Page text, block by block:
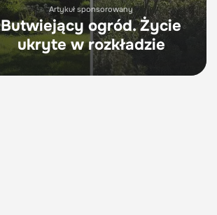
Artykuł sponsorowany
Butwiejący ogród. Życie
ukryte w rozkładzie